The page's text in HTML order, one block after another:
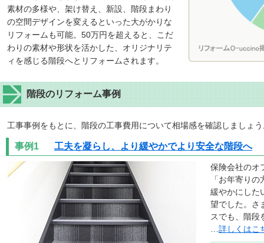
素材の多様や、架け替え、新設、階段まわり
の空間デザインを変えるといった大がかりな
リフォームも可能。50万円を超えると、こだ
わりの素材や形状を活かした、オリジナリテ
ィを感じる階段へとリフォームされます。
階段のリフォーム事例
工事事例をもとに、階段の工事費用について相場感を確認しましょ
事例1 工夫を凝らし、より緩やかでより安全な階段へ
保険会社のオ
「お年寄り
緩やかにした
望でした。さ
スでも、階段
詳しくはこ